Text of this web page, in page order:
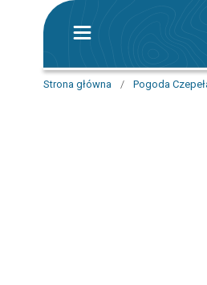
Strona główna / Pogoda